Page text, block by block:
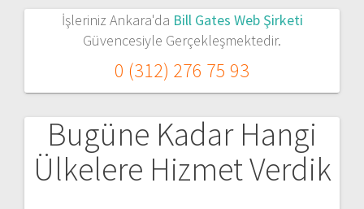
İşleriniz Ankara'da Bill Gates Web Şirketi
Güvencesiyle Gerçekleşmektedir.
0 (312) 276 75 93
Bugüne Kadar Hangi
Ülkelere Hizmet Verdik